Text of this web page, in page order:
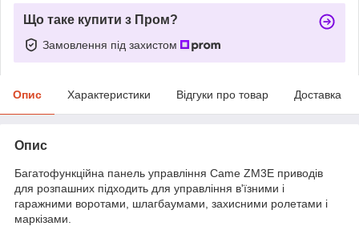
Що таке купити з Пром?
Замовлення під захистом
Опис Характеристики Відгуки про товар Доставка
Опис
Багатофункційна панель управління Came ZM3E приводів
для розпашних підходить для управління в'їзними і
гаражними воротами, шлагбаумами, захисними ролетами і
маркізами.